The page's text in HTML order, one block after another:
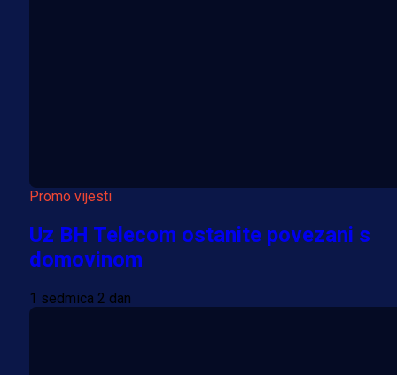
Promo vijesti
Uz BH Telecom ostanite povezani s
domovinom
1 sedmica 2 dan